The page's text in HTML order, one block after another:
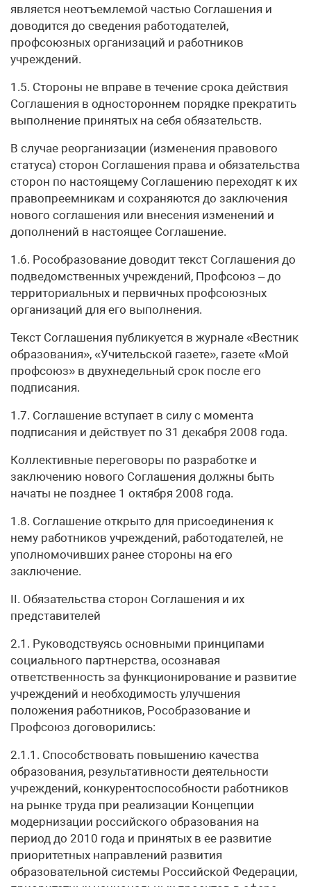
является неотъемлемой частью Соглашения и
доводится до сведения работодателей,
профсоюзных организаций и работников
учреждений.
1.5. Стороны не вправе в течение срока действия
Соглашения в одностороннем порядке прекратить
выполнение принятых на себя обязательств.
В случае реорганизации (изменения правового
статуса) сторон Соглашения права и обязательства
сторон по настоящему Соглашению переходят к их
правопреемникам и сохраняются до заключения
нового соглашения или внесения изменений и
дополнений в настоящее Соглашение.
1.6. Рособразование доводит текст Соглашения до
подведомственных учреждений, Профсоюз – до
территориальных и первичных профсоюзных
организаций для его выполнения.
Текст Соглашения публикуется в журнале «Вестник
образования», «Учительской газете», газете «Мой
профсоюз» в двухнедельный срок после его
подписания.
1.7. Соглашение вступает в силу с момента
подписания и действует по 31 декабря 2008 года.
Коллективные переговоры по разработке и
заключению нового Соглашения должны быть
начаты не позднее 1 октября 2008 года.
1.8. Соглашение открыто для присоединения к
нему работников учреждений, работодателей, не
уполномочивших ранее стороны на его
заключение.
II. Обязательства сторон Соглашения и их
представителей
2.1. Руководствуясь основными принципами
социального партнерства, осознавая
ответственность за функционирование и развитие
учреждений и необходимость улучшения
положения работников, Рособразование и
Профсоюз договорились:
2.1.1. Способствовать повышению качества
образования, результативности деятельности
учреждений, конкурентоспособности работников
на рынке труда при реализации Концепции
модернизации российского образования на
период до 2010 года и принятых в ее развитие
приоритетных направлений развития
образовательной системы Российской Федерации,